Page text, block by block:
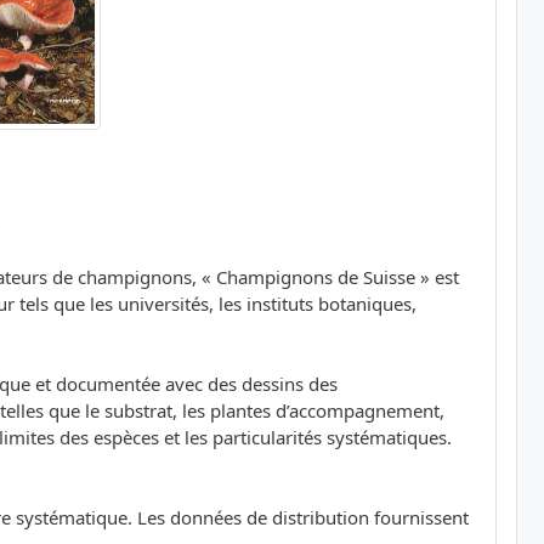
de champignons, « Champignons de Suisse » est
tels que les universités, les instituts botaniques,
et documentée avec des dessins des
que le substrat, les plantes d’accompagnement,
des espèces et les particularités systématiques.
systématique. Les données de distribution fournissent